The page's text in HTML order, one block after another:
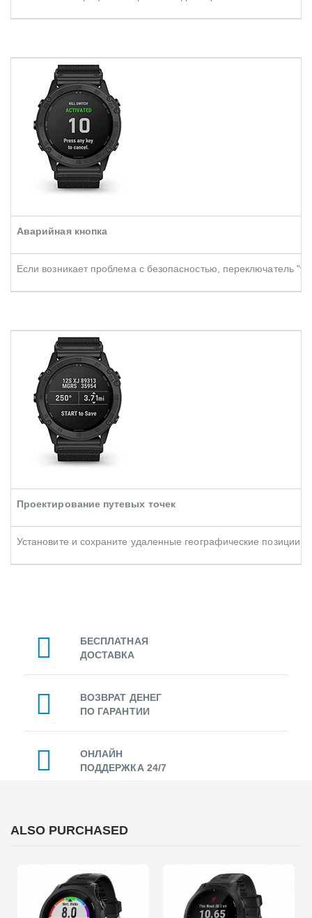
Аварийная кнопка
Если возникает проблема с безопасностью, переключатель
Проектирование путевых точек
Установите и сохраните удаленные географические позиции,
БЕСПЛАТНАЯ
ДОСТАВКА
ВОЗВРАТ ДЕНЕГ
ПО ГАРАНТИИ
ОНЛАЙН
ПОДДЕРЖКА 24/7
ALSO PURCHASED